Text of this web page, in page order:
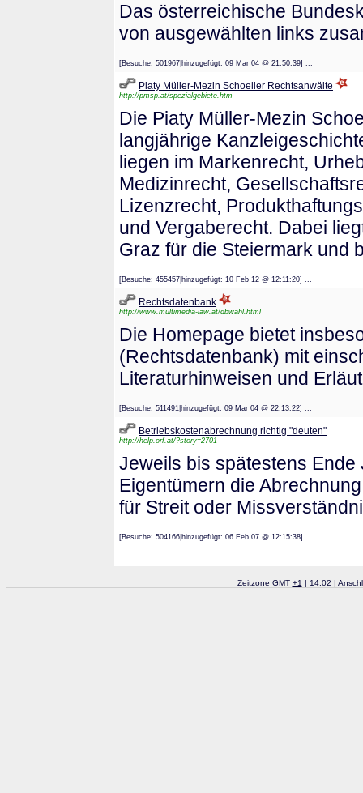
Das österreichische
von ausgewählten links
[Besuche: 501967|hinzugefügt: 09 Mar 04 @ 21:50:39] ...
Piaty Müller-Mezin Schoeller Rechtsanwälte
http://pmsp.at/spezialgebiete.htm
Die Piaty Müller-Mezin
langjährige
liegen im Markenrecht,
Medizinrecht,
Lizenzrecht,
und Vergaberecht. Dabei
Graz für die Steiermark und
[Besuche: 455457|hinzugefügt: 10 Feb 12 @ 12:11:20] ...
Rechtsdatenbank
http://www.multimedia-law.at/dbwahl.html
Die Homepage bietet
(Rechtsdatenbank) mit
Literaturhinweisen und
[Besuche: 511491|hinzugefügt: 09 Mar 04 @ 22:13:22] ...
Betriebskostenabrechnung richtig "deuten"
http://help.orf.at/?story=2701
Jeweils bis spätestens
Eigentümern die
für Streit oder
[Besuche: 504166|hinzugefügt: 06 Feb 07 @ 12:15:38] ...
Zeitzone GMT +1 | 14:02 |